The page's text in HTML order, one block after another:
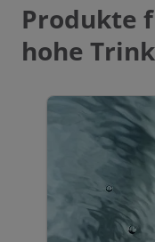
Produkte
hohe